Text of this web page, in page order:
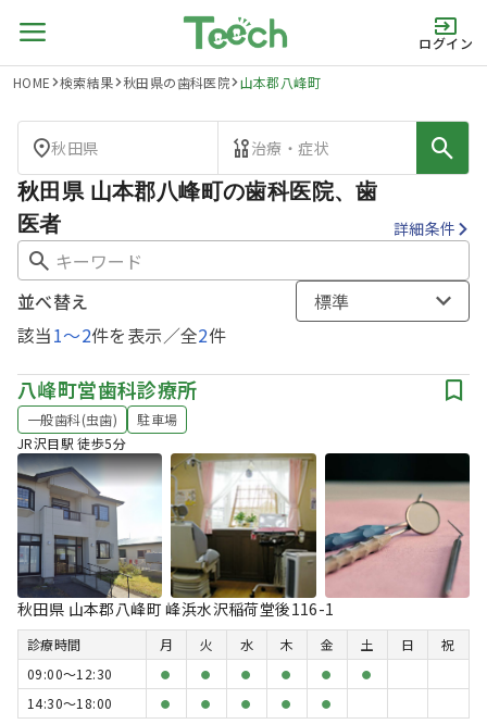
ログイン
HOME 検索結果 秋田県の歯科医院 山本郡八峰町
秋田県 治療・症状
秋田県 山本郡八峰町の歯科医院、歯
医者
詳細条件
該当1〜2件を表示／全2件
並べ替え 標準
八峰町営歯科診療所
一般歯科(虫歯)
駐車場
JR沢目駅 徒歩5分
秋田県 山本郡八峰町 峰浜水沢稲荷堂後116-1
診療時間 月 火 水 木 金 土 日
祝
09:00〜12:30
● ● ● ● ● ●
14:30〜18:00 ● ● ● ● ●